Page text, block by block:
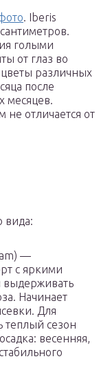
. Iberis
голыми
от глаз во
различных
после
месяцев.
не отличается от
вида:
—
с яркими
выдерживать
Начинает
Для
теплый сезон
весенняя,